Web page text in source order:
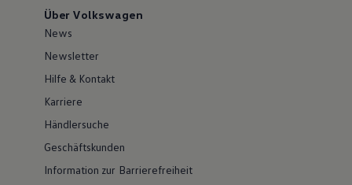
Über Volkswagen
News
Newsletter
Hilfe & Kontakt
Karriere
Händlersuche
Geschäftskunden
Information zur Barrierefreiheit